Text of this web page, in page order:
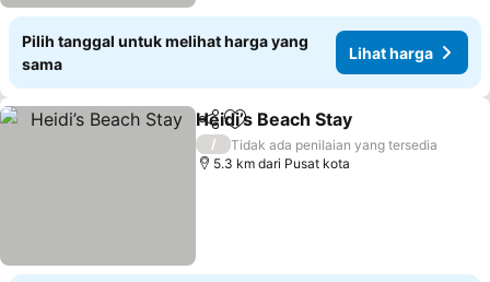
Pilih tanggal untuk melihat harga yang
sama
Lihat harga
BagikanTambahkan ke favorit
Heidi’s Beach Stay
/
Tidak ada penilaian yang tersedia
5.3 km dari Pusat kota